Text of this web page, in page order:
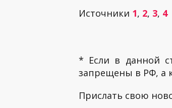
Источники 1, 2, 3, 4
* Если в данной
запрещены в РФ, а
Прислать свою